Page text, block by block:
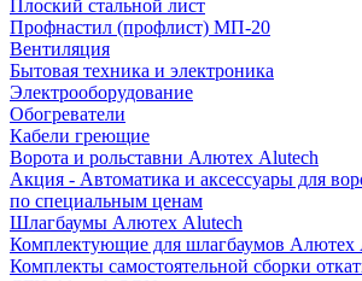
Плоский стальной лист
Профнастил (профлист) МП-20
Вентиляция
Бытовая техника и электроника
Электрооборудование
Обогреватели
Кабели греющие
Ворота и рольставни Алютех Alutech
Акция - Автоматика и аксессуары для
по специальным ценам
Шлагбаумы Алютех Alutech
Комплектующие для шлагбаумов Алютех
Комплекты самостоятельной сборки